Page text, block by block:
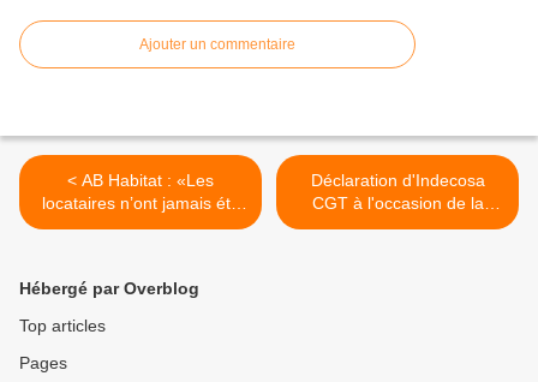
Ajouter un commentaire
< AB Habitat : «Les
locataires n’ont jamais été
aussi mécontents» : dans le
Déclaration d'Indecosa
CGT à l'occasion de la
tenue du Conseil
Hébergé par Overblog
Top articles
Pages